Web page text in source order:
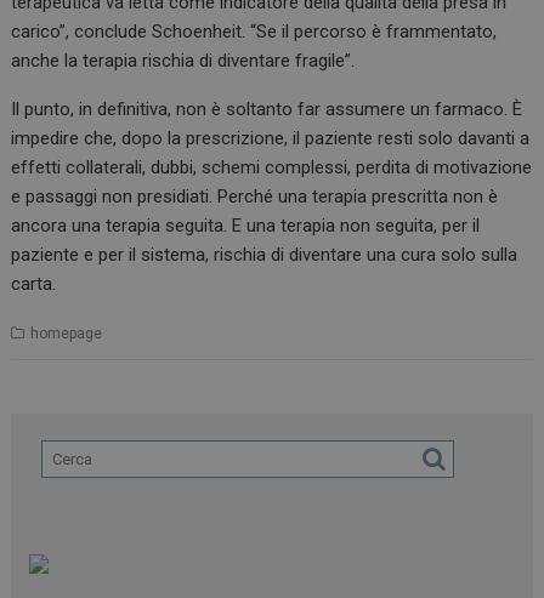
carico”, conclude Schoenheit. “Se il percorso è frammentato,
anche la terapia rischia di diventare fragile”.
Il punto, in definitiva, non è soltanto far assumere un farmaco. È
impedire che, dopo la prescrizione, il paziente resti solo davanti a
effetti collaterali, dubbi, schemi complessi, perdita di motivazione
e passaggi non presidiati. Perché una terapia prescritta non è
ancora una terapia seguita. E una terapia non seguita, per il
paziente e per il sistema, rischia di diventare una cura solo sulla
carta.
homepage
navigazione sulle pagine e l'accesso alle aree
protette del sito. Il sito web non è in grado di
funzionare correttamente senza questi cookie.
NOME
FORNITORE / DOMINIO
SCADENZA
_ga
Google LLC
.dailyhealthindustry.it
1 anno 1
mese